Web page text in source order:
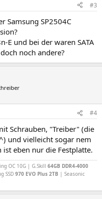
#3
Samsung SP2504C
E und bei der waren SATA
noch andere?
#4
Schrauben, "Treiber" (die
und vielleicht sogar nem
ist eben nur die Festplatte.
OC 10G | G.Skill 64GB DDR4-4000
SSD 970 EVO Plus 2TB | Seasonic